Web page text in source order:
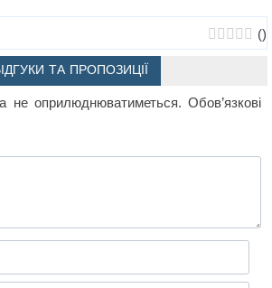
()
ТА ПРОПОЗИЦІЇ
не оприлюднюватиметься. Обов’язкові